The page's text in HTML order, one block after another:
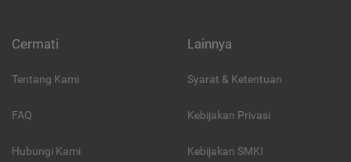
Cermati
Tentang Kami
FAQ
Hubungi Kami
Lainnya
Syarat & Ketentuan
Kebijakan Privasi
Kebijakan SMKI